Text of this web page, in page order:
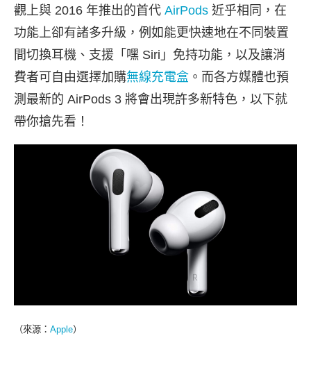
觀上與 2016 年推出的首代 AirPods 近乎相同，在
功能上卻有諸多升級，例如能更快速地在不同裝置
間切換耳機、支援「嘿 Siri」免持功能，以及讓消
費者可自由選擇加購無線充電盒 。而各方媒體也預
測最新的 AirPods 3 將會出現許多新特色，以下就
帶你搶先看！
（來源： Apple）